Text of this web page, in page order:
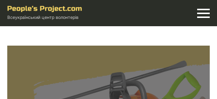
Всеукраїнський центр волонтерів